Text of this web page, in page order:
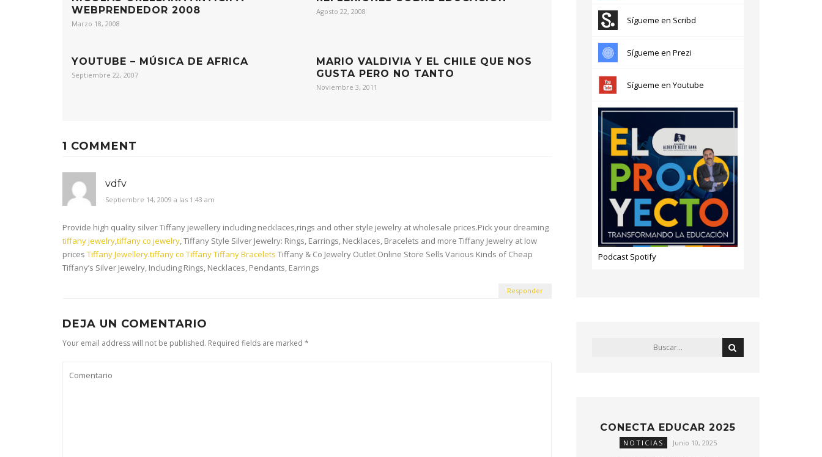
WEBPRENDEDOR 2008
Marzo 18, 2008
Agosto 22, 2008
YOUTUBE – MÚSICA DE AFRICA
Septiembre 22, 2007
MARIO VALDIVIA Y EL CHILE QUE NOS
GUSTA PERO NO TANTO
Noviembre 3, 2011
1 COMMENT
vdfv
Septiembre 14, 2009 a las 1:43 am
Provide high quality silver Tiffany jewellery including necklaces,rings and other style jewelry at wholesale prices.Pick your dreaming
tiffany jewelry,tiffany co jewelry, Tiffany Style Silver Jewelry: Rings, Earrings, Necklaces, Bracelets and more Tiffany Jewelry at low
prices Tiffany Jewellery.tiffany co TiffanyTiffany Bracelets Tiffany & Co Jewelry Outlet Online Store Sells Various Kinds of Cheap
Tiffany’s Silver Jewelry, Including Rings, Necklaces, Pendants, Earrings
Responder
DEJA UN COMENTARIO
Your email address will not be published. Required fields are marked *
Sígueme en Scribd
Sígueme en Prezi
Sígueme en Youtube
Podcast Spotify
CONECTA EDUCAR 2025
NOTICIAS Junio 10, 2025